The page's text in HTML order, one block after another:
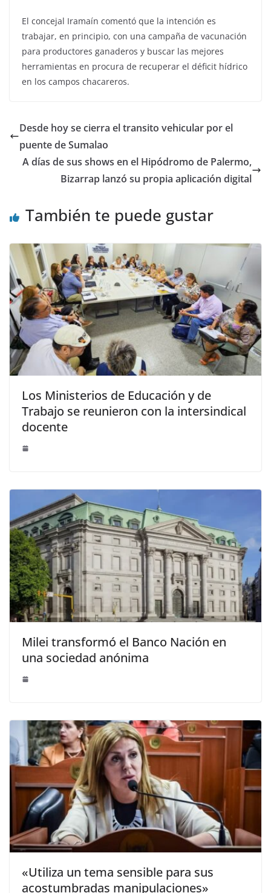
El concejal Iramaín comentó que la intención es
trabajar, en principio, con una campaña de vacunación
para productores ganaderos y buscar las mejores
herramientas en procura de recuperar el déficit hídrico
en los campos chacareros.
Desde hoy se cierra el transito vehicular por el
puente de Sumalao
A días de sus shows en el Hipódromo de Palermo,
Bizarrap lanzó su propia aplicación digital
También te puede gustar
Los Ministerios de Educación y de
Trabajo se reunieron con la intersindical
docente
Milei transformó el Banco Nación en
una sociedad anónima
«Utiliza un tema sensible para sus
acostumbradas manipulaciones»